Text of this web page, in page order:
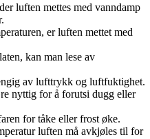
luften mettes med vanndamp
er luften mettet med
kan man lese av
av lufttrykk og luftfuktighet.
nyttig for å forutsi dugg eller
for tåke eller frost øke.
luften må avkjøles til for